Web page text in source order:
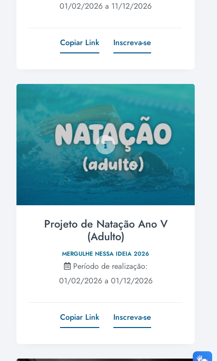
01/02/2026 a 11/12/2026
Copiar Link Inscreva-se
Projeto de Natação Ano V
(Adulto)
MERGULHE NESSA IDEIA 2026
Período de realização:
01/02/2026 a 01/12/2026
Copiar Link Inscreva-se